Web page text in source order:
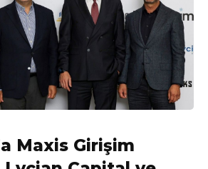
Maxis Girişim